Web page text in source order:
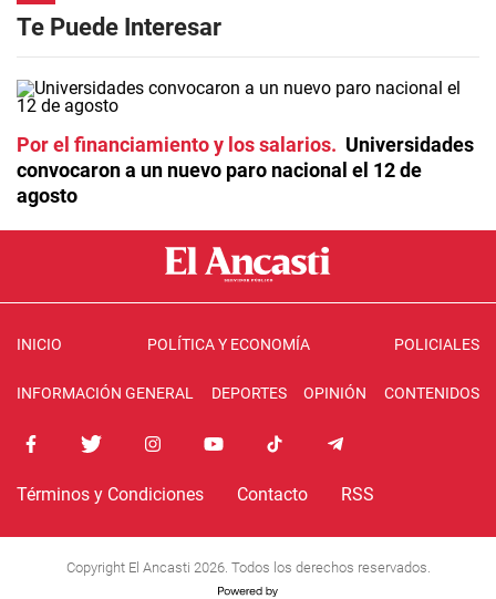
Te Puede Interesar
Por el financiamiento y los salarios
Universidades
convocaron a un nuevo paro nacional el 12 de
agosto
INICIO POLÍTICA Y ECONOMÍA POLICIALES
INFORMACIÓN GENERAL DEPORTES OPINIÓN CONTENIDOS
Términos y Condiciones Contacto RSS
Copyright El Ancasti 2026. Todos los derechos reservados.